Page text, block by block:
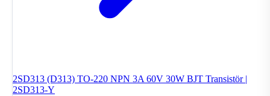
2SD313 (D313) TO-220 NPN 3A 60V 30W BJT Transistör |
2SD313-Y